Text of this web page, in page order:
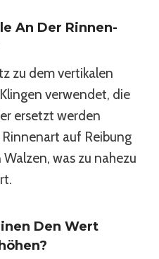
An Der Rinnen-
zu dem vertikalen
verwendet, die
ersetzt werden
auf Reibung
was zu nahezu
Den Wert